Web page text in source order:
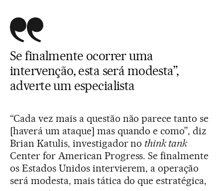
Se finalmente ocorrer uma
intervenção, esta será modesta”,
adverte um especialista
“Cada vez mais a questão não parece tanto se
[haverá um ataque] mas quando e como”, diz
Brian Katulis, investigador no think tank
Center for American Progress. Se finalmente
os Estados Unidos intervierem, a operação
será modesta, mais tática do que estratégica,